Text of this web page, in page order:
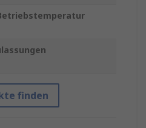
finden